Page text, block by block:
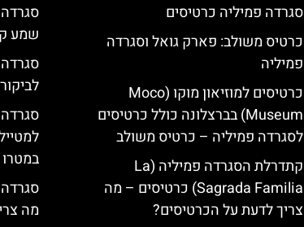
סגרדה פמיליה כרטיסים
כרטיס משולב: פארק גואל וסגרדה
פמיליה
כרטיסים למוזיאון מוקו (Moco
Museum) בברצלונה כולל כרטיסים
לסגרדה פמיליה – כרטיס משולב
קתדרלת הסגרדה פמיליה (La
Sagrada Familia) כרטיסים – מה
צריך לדעת על הכרטיסים?
סגרדה
שמע
במטרו
מה